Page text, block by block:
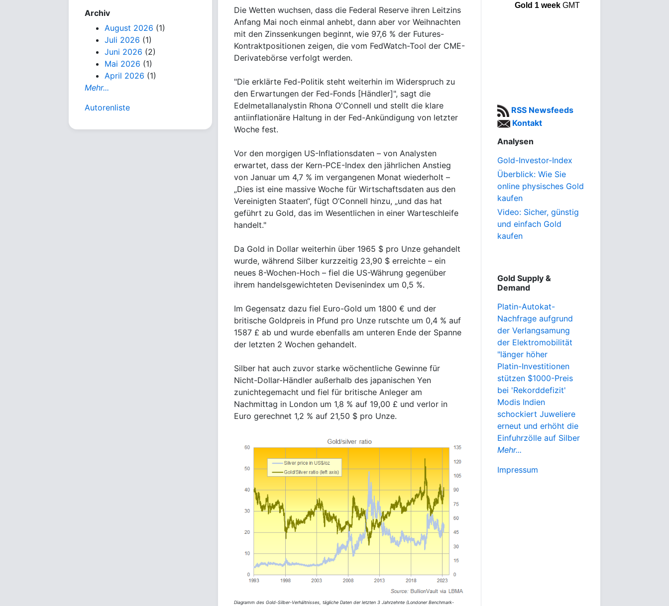
Archiv
August 2026 (1)
Juli 2026 (1)
Juni 2026 (2)
Mai 2026 (1)
April 2026 (1)
Mehr...
Autorenliste
Die Wetten wuchsen, dass die Federal Reserve ihren Leitzins
Anfang Mai noch einmal anhebt, dann aber vor Weihnachten
mit den Zinssenkungen beginnt, wie 97,6 % der Futures-
Kontraktpositionen zeigen, die vom FedWatch-Tool der CME-
Derivatebörse verfolgt werden.
"Die erklärte Fed-Politik steht weiterhin im Widerspruch zu
den Erwartungen der Fed-Fonds [Händler]", sagt die
Edelmetallanalystin Rhona O'Connell und stellt die klare
antiinflationäre Haltung in der Fed-Ankündigung von letzter
Woche fest.
Vor den morgigen US-Inflationsdaten – von Analysten
erwartet, dass der Kern-PCE-Index den jährlichen Anstieg
von Januar um 4,7 % im vergangenen Monat wiederholt –
„Dies ist eine massive Woche für Wirtschaftsdaten aus den
Vereinigten Staaten“, fügt O’Connell hinzu, „und das hat
geführt zu Gold, das im Wesentlichen in einer Warteschleife
handelt."
Da Gold in Dollar weiterhin über 1965 $ pro Unze gehandelt
wurde, während Silber kurzzeitig 23,90 $ erreichte – ein
neues 8-Wochen-Hoch – fiel die US-Währung gegenüber
ihrem handelsgewichteten Devisenindex um 0,5 %.
Im Gegensatz dazu fiel Euro-Gold um 1800 € und der
britische Goldpreis in Pfund pro Unze rutschte um 0,4 % auf
1587 £ ab und wurde ebenfalls am unteren Ende der Spanne
der letzten 2 Wochen gehandelt.
Silber hat auch zuvor starke wöchentliche Gewinne für
Nicht-Dollar-Händler außerhalb des japanischen Yen
zunichtegemacht und fiel für britische Anleger am
Nachmittag in London um 1,8 % auf 19,00 £ und verlor in
Euro gerechnet 1,2 % auf 21,50 $ pro Unze.
Diagramm des Gold-Silber-Verhältnisses, tägliche Daten der letzten 3 Jahrzehnte (Londoner Benchmark-
Gold 1 weekGMT
RSS Newsfeeds
Kontakt
Analysen
Gold-Investor-Index
Überblick: Wie Sie
online physisches Gold
kaufen
Video: Sicher, günstig
und einfach Gold
kaufen
Gold Supply &
Demand
Platin-Autokat-
Nachfrage aufgrund
der Verlangsamung
der Elektromobilität
"länger höher
Platin-Investitionen
stützen $1000-Preis
bei 'Rekorddefizit'
Modis Indien
schockiert Juweliere
erneut und erhöht die
Einfuhrzölle auf Silber
Mehr...
Impressum